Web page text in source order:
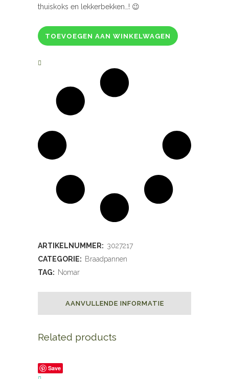
thuiskoks en lekkerbekken…! 😉
Nomar
cm
quantity
TOEVOEGEN AAN WINKELWAGEN
ARTIKELNUMMER: 3027217
CATEGORIE: Braadpannen
TAG: Nomar
AANVULLENDE INFORMATIE
Related products
Save